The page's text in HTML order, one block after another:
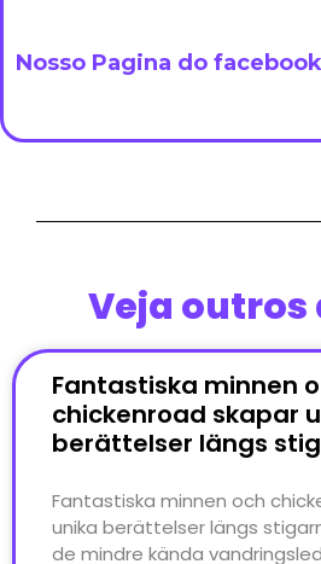
Nosso Pagina do facebook
Veja
Fantastiska minnen
chickenroad skapar
berättelser längs
Fantastiska minnen och
unika berättelser längs
de mindre kända